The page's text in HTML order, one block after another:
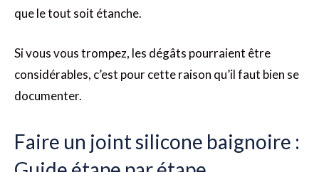
que le tout soit étanche.
Si vous vous trompez, les dégâts pourraient être
considérables, c’est pour cette raison qu’il faut bien se
documenter.
Faire un joint silicone baignoire :